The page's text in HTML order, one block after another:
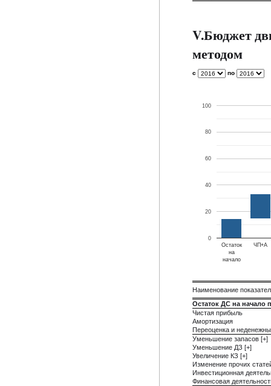
V.Бюджет
методом
с по
Остаток
на
начало
ЧП+А
0
20
40
60
80
100
Наименование
Остаток ДС на начало
Чистая прибыль
Амортизация
Переоценка и
Уменьшение запасов [+]
Уменьшение ДЗ [+]
Увеличение КЗ [+]
Изменение прочих
Инвестиционная
Финансовая